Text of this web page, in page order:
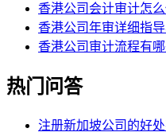
香港公司会计审计怎么
香港公司年审详细指导
香港公司审计流程有哪
热门问答
注册新加坡公司的好